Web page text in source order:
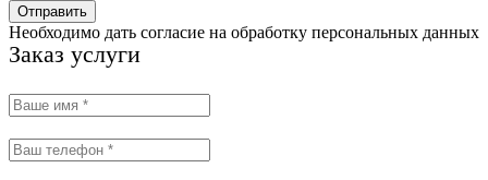
Отправить
Необходимо дать согласие на обработку персональных данных
Заказ услуги